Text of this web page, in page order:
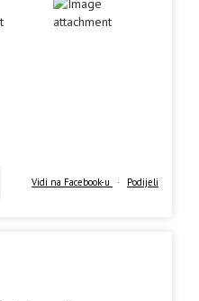
Vidi na Facebook-u · Podijeli